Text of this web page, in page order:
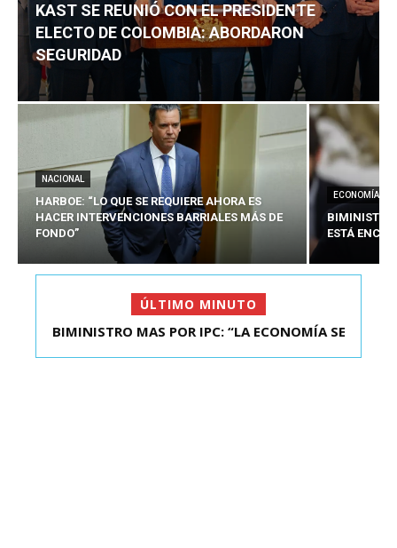
KAST SE REUNIÓ CON EL PRESIDENTE
ELECTO DE COLOMBIA: ABORDARON
SEGURIDAD
NACIONAL
HARBOE: “LO QUE SE REQUIERE AHORA ES
HACER INTERVENCIONES BARRIALES MÁS DE
FONDO”
ECONOMÍA
BIMINISTRO
ESTÁ
ÚLTIMO MINUTO
KAST SE REUNIÓ CON EL PRESIDENTE ELECTO DE
BIMINISTRO MAS POR IPC: “LA ECONOMÍA SE